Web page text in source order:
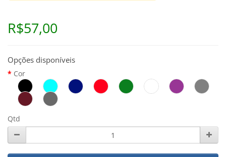
R$57,00
Opções disponíveis
Cor
Qtd